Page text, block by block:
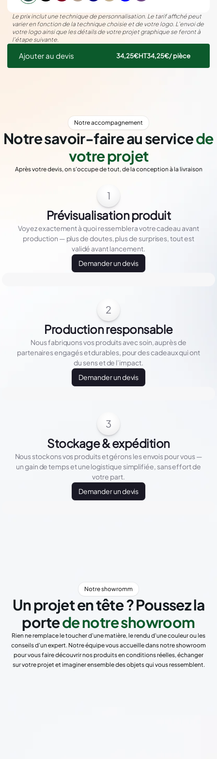
Le prix inclut une technique de personnalisation. Le tarif affiché peut
varier en fonction de la technique choisie et de votre logo. L’envoi de
votre logo ainsi que les détails de votre projet graphique se feront à
l’étape suivante.
Ajouter au devis 34,25€HT34,25€/ pièce
Notre accompagnement
Notre savoir-faire au servicede
votre projet
Après votre devis, on s'occupe de tout, de la conception à la livraison
1
Prévisualisation produit
Voyez exactement à quoi ressemblera votre cadeau avant
production — plus de doutes, plus de surprises, tout est
validé avant lancement.
Demander un devis
2
Production responsable
Nous fabriquons vos produits avec soin, auprès de
partenaires engagés et durables, pour des cadeaux qui ont
du sens et de l’impact.
Demander un devis
3
Stockage & expédition
Nous stockons vos produits et gérons les envois pour vous —
un gain de temps et une logistique simplifiée, sans effort de
votre part.
Demander un devis
Notre showromm
Un projet en tête ? Poussez la
portede notre showroom
Rien ne remplace le toucher d'une matière, le rendu d'une couleur ou les
conseils d'un expert. Notre équipe vous accueille dans notre showroom
pour vous faire découvrir nos produits en conditions réelles, échanger
sur votre projet et imaginer ensemble des objets qui vous ressemblent.